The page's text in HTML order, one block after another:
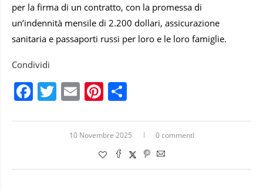
per la firma di un contratto, con la promessa di
un’indennità mensile di 2.200 dollari, assicurazione
sanitaria e passaporti russi per loro e le loro famiglie.
Condividi
Facebook
Twitter
EmailPinterest
10 Novembre 2025 0 commentI